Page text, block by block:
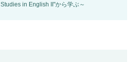
Studies in English II"から学ぶ～